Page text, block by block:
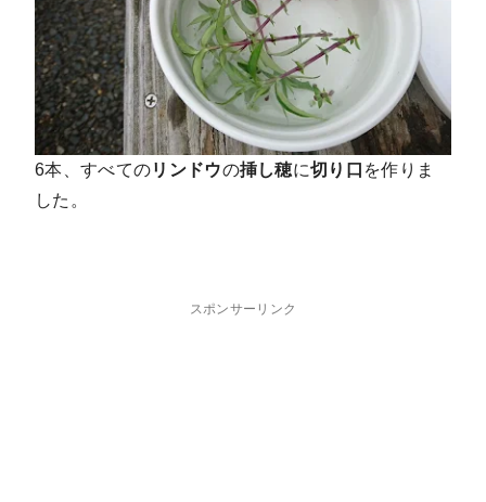
6本、すべてのリンドウの挿し穂に切り口 を作りま
した。
スポンサーリンク